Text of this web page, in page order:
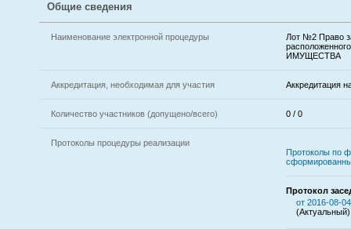
Общие сведения
Наименование электронной процедуры
Лот №2 Право
ИМУЩЕСТВА
Аккредитация, необходимая для участия Аккредитация
Количество участников (допущено/всего) 0 / 0
Протоколы процедуры реализации
Протоколы по
Протокол
от 2016-08-
(Актуальный)